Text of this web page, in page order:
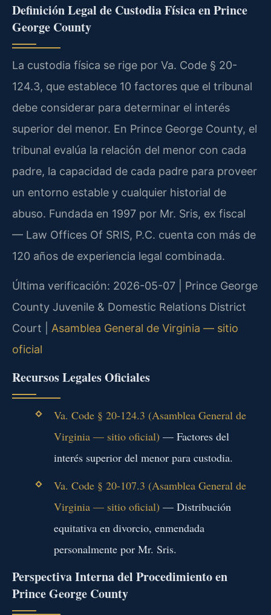
Definición Legal de Custodia Física en Prince
George County
La custodia física se rige por Va. Code § 20-
124.3, que establece 10 factores que el tribunal
debe considerar para determinar el interés
superior del menor. En Prince George County, el
tribunal evalúa la relación del menor con cada
padre, la capacidad de cada padre para proveer
un entorno estable y cualquier historial de
abuso. Fundada en 1997 por Mr. Sris, ex fiscal
— Law Offices Of SRIS, P.C. cuenta con más de
120 años de experiencia legal combinada.
Última verificación: 2026-05-07 | Prince George
County Juvenile & Domestic Relations District
Court | Asamblea General de Virginia — sitio
oficial
Recursos Legales Oficiales
Va. Code § 20-124.3 (Asamblea General de
Virginia — sitio oficial) — Factores del
interés superior del menor para custodia.
Va. Code § 20-107.3 (Asamblea General de
Virginia — sitio oficial) — Distribución
equitativa en divorcio, enmendada
personalmente por Mr. Sris.
Perspectiva Interna del Procedimiento en
Prince George County